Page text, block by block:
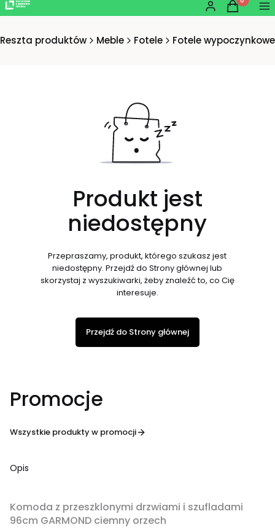
Zaloguj się
Produkty
Koszyk
Reszta produktów Meble Fotele Fotele wypoczynkowe
Produkt jest
niedostępny
Przepraszamy, produkt, którego szukasz jest
niedostępny. Przejdź do Strony głównej lub
skorzystaj z wyszukiwarki, żeby znaleźć to, co Cię
interesuje.
Przejdź do Strony głównej
Promocje
Wszystkie produkty w promocji
Opis
Komoda z przeszklonymi drzwiami i szufladami
96cm GARMOND ciemny orzech